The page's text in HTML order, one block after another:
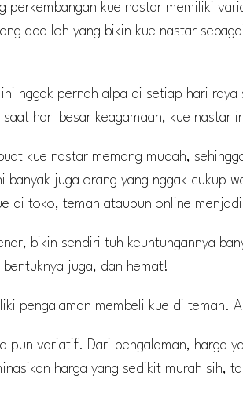
perkembangan kue nastar memiliki
ada loh yang bikin kue nastar
ini nggak pernah alpa di setiap hari
saat hari besar keagamaan, kue nastar
kue nastar memang mudah,
banyak juga orang yang nggak cukup
di toko, teman ataupun online
bikin sendiri tuh keuntungannya
bentuknya juga, dan hemat!
pengalaman membeli kue di teman.
pun variatif. Dari pengalaman, harga
harga yang sedikit murah sih,